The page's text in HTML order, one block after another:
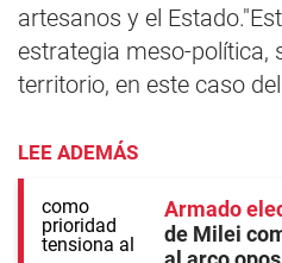
artesanos y el
estrategia meso-política,
territorio, en este caso
LEE ADEMÁS
Armado
de Milei